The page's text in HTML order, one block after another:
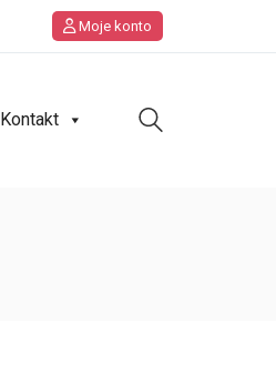
Moje konto
Kontakt